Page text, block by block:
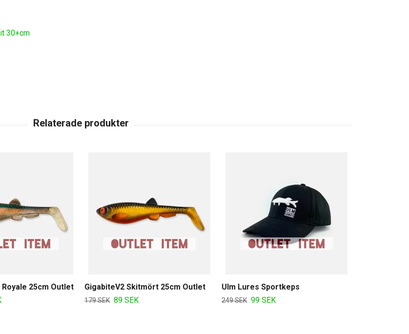
30+cm
Royale 25cm Outlet GigabiteV2 Skitmört 25cm Outlet
179 SEK 89 SEK
Ulm Lures Sportkeps
249 SEK 99 SEK